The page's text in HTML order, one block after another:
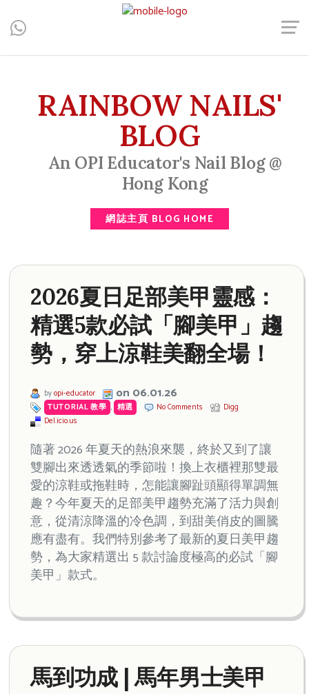
Central, Hong Kong - Manicure, Pedicure, Gel Nails, Acrylic Nail,
Men's Manicure, Nail Biter, Nail Party, 水晶甲, 男士美甲, 咬指甲
RAINBOW NAILS'
BLOG
An OPI Educator's Nail Blog @
Hong Kong
網誌主頁 BLOG HOME
2026夏日足部美甲靈感：
精選5款必試「腳美甲」趨
勢，穿上涼鞋美翻全場！
byopi-educator on 06.01.26
TUTORIAL 教學 , 精選 No Comments
Digg
Del.icio.us
隨著 2026 年夏天的熱浪來襲，終於又到了讓
雙腳出來透透氣的季節啦！換上衣櫃裡那雙最
愛的涼鞋或拖鞋時，怎能讓腳趾頭顯得單調無
趣？今年夏天的足部美甲趨勢充滿了活力與創
意，從清涼降溫的冷色調，到甜美俏皮的圖騰
應有盡有。我們特別參考了最新的夏日美甲趨
勢，為大家精選出 5 款討論度極高的必試「腳
美甲」款式。
馬到功成 | 馬年男士美甲